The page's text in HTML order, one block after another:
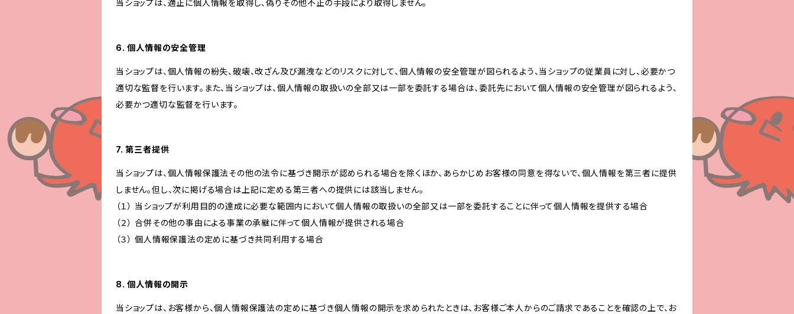
当ショップは、適正に個人情報を取得し、偽りその他不正の手段により取得しません。
6. 個人情報の安全管理
当ショップは、個人情報の紛失、破壊、改ざん及び漏洩などのリスクに対して、個人情報の安全管理が図られるよう、当ショップの従業員に対し、必要かつ
適切な監督を行います。また、当ショップは、個人情報の取扱いの全部又は一部を委託する場合は、委託先において個人情報の安全管理が図られるよう、
必要かつ適切な監督を行います。
7. 第三者提供
当ショップは、個人情報保護法その他の法令に基づき開示が認められる場合を除くほか、あらかじめお客様の同意を得ないで、個人情報を第三者に提供
しません。但し、次に掲げる場合は上記に定める第三者への提供には該当しません。
（１） 当ショップが利用目的の達成に必要な範囲内において個人情報の取扱いの全部又は一部を委託することに伴って個人情報を提供する場合
（２） 合併その他の事由による事業の承継に伴って個人情報が提供される場合
（３） 個人情報保護法の定めに基づき共同利用する場合
8. 個人情報の開示
当ショップは、お客様から、個人情報保護法の定めに基づき個人情報の開示を求められたときは、お客様ご本人からのご請求であることを確認の上で、お